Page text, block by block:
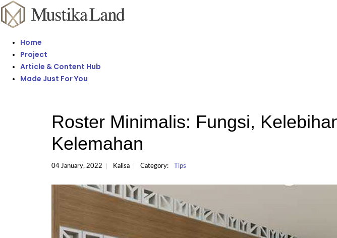
Home
Project
Article & Content Hub
Made Just For You
Roster Minimalis: Fungsi,
Kelemahan
04 January, 2022 Kalisa Category: Tips